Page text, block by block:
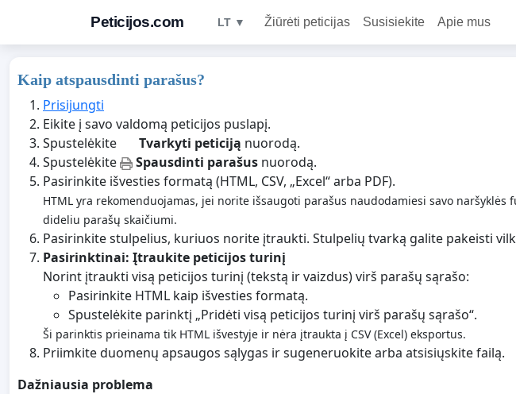
Peticijos.com LT ▼ Žiūrėti peticijas Susisiekite Apie mus
Kaip atspausdinti parašus?
Prisijungti
Eikite į savo valdomą peticijos puslapį.
Spustelėkite
Tvarkyti peticiją nuorodą.
Spustelėkite
Spausdinti parašus nuorodą.
Pasirinkite išvesties formatą (HTML, CSV, „Excel“ arba PDF).
HTML yra rekomenduojamas, jei norite išsaugoti parašus naudodamiesi savo
dideliu parašų skaičiumi.
Pasirinkite stulpelius, kuriuos norite įtraukti. Stulpelių tvarką galite pakeisti
Pasirinktinai: Įtraukite peticijos turinį
Norint įtraukti visą peticijos turinį (tekstą ir vaizdus) virš parašų sąrašo:
Pasirinkite HTML kaip išvesties formatą.
Spustelėkite parinktį „Pridėti visą peticijos turinį virš parašų sąrašo“.
Ši parinktis prieinama tik HTML išvestyje ir nėra įtraukta į CSV (Excel) eksportus.
Priimkite duomenų apsaugos sąlygas ir sugeneruokite arba atsisiųskite failą.
Dažniausia problema